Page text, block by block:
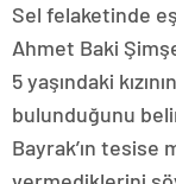
Sel felaketinde
Ahmet Baki
5 yaşındaki
bulunduğunu
Bayrak’ın